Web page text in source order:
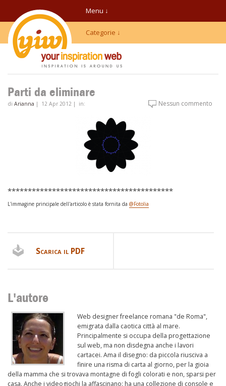
Menu ↓
Categorie ↓
Parti da eliminare
di Arianna | 12 Apr 2012 | in: Nessun commento
*****************************************
L'immagine principale dell'articolo è stata fornita da @Fotolia
Scarica il PDF
L'autore
Web designer freelance romana "de Roma",
emigrata dalla caotica città al mare.
Principalmente si occupa della progettazione
sul web, ma non disdegna anche i lavori
cartacei. Ama il disegno: da piccola riusciva a
finire una risma di carta al giorno, per la gioia
della mamma che si trovava montagne di fogli colorati e non, sparsi per
casa. Anche i videogiochi la affascinano: ha una collezione di console e